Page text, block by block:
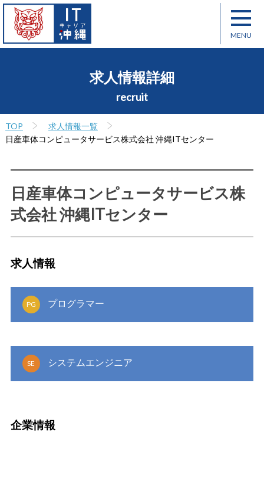
求人情報詳細
recruit
TOP
求人情報一覧
日産車体コンピュータサービス株式会社 沖縄ITセンター
日産車体コンピュータサービス株
式会社 沖縄ITセンター
求人情報
PG プログラマー
SE システムエンジニア
企業情報